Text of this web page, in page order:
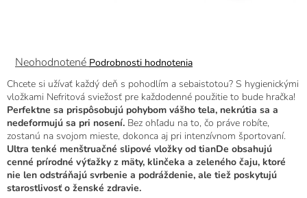
Priemerné
produktu
je
0,0
z
5
hviezdičiek.
Neohodnotené Podrobnosti hodnotenia
Chcete si užívať každý deň s pohodlím a sebaistotou? S hygienickými
vložkami Nefritová sviežosť pre každodenné použitie to bude hračka!
Perfektne sa prispôsobujú pohybom vášho tela, nekrútia sa a
nedeformujú sa pri nosení. Bez ohľadu na to, čo práve robíte,
zostanú na svojom mieste, dokonca aj pri intenzívnom športovaní.
Ultra tenké menštruačné slipové vložky od tianDe obsahujú
cenné prírodné výťažky z mäty, klinčeka a zeleného čaju, ktoré
nie len odstráňajú svrbenie a podráždenie, ale tiež poskytujú
starostlivosť o ženské zdravie.